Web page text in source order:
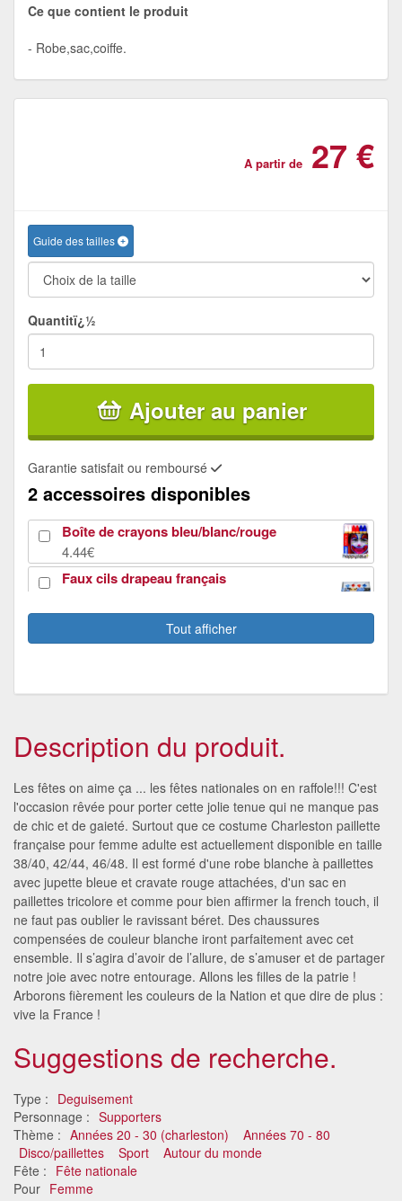
Ce que contient le produit
Robe,sac,coiffe.
A partir de 27 €
Guide des tailles
Quantitï¿½
Ajouter au panier
Garantie satisfait ou remboursé
2 accessoires disponibles
Boîte de crayons bleu/blanc/rouge
4.44€
Faux cils drapeau français
Tout afficher
Description du produit.
Les fêtes on aime ça ... les fêtes nationales on en raffole!!! C'est
l'occasion rêvée pour porter cette jolie tenue qui ne manque pas
de chic et de gaieté. Surtout que ce costume Charleston paillette
française pour femme adulte est actuellement disponible en taille
38/40, 42/44, 46/48. Il est formé d'une robe blanche à paillettes
avec jupette bleue et cravate rouge attachées, d'un sac en
paillettes tricolore et comme pour bien affirmer la french touch, il
ne faut pas oublier le ravissant béret. Des chaussures
compensées de couleur blanche iront parfaitement avec cet
ensemble. Il s’agira d’avoir de l’allure, de s’amuser et de partager
notre joie avec notre entourage. Allons les filles de la patrie !
Arborons fièrement les couleurs de la Nation et que dire de plus :
vive la France !
Suggestions de recherche.
Type : Deguisement
Personnage : Supporters
Thème : Années 20 - 30 (charleston)
Années 70 - 80
Disco/paillettes
Sport
Autour du monde
Fête : Fête nationale
Pour Femme